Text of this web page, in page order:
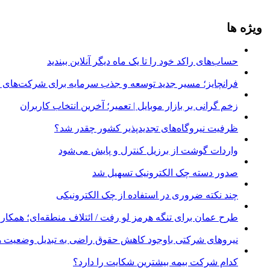
ویژه ها
حساب‌های راکد خود را تا یک ماه دیگر آنلاین ببندید
فرانچایز؛ مسیر جدید توسعه و جذب سرمایه برای شرکت‌های
زخم گرانی بر بازار موبایل | تعمیر؛ آخرین انتخاب کاربران
ظرفیت نیروگاه‌های تجدیدپذیر کشور چقدر شد؟
واردات گوشت از برزیل کنترل و پایش می‌شود
صدور دسته چک الکترونیک تسهیل شد
چند نکته ضروری در استفاده از چک الکترونیکی
طرح عمان برای تنگه هرمز لو رفت / ائتلاف منطقه‌ای؛
نیروهای شرکتی باوجود کاهش حقوق راضی به تبدیل وضعیت
کدام شرکت بیمه بیشترین شکایت را دارد؟